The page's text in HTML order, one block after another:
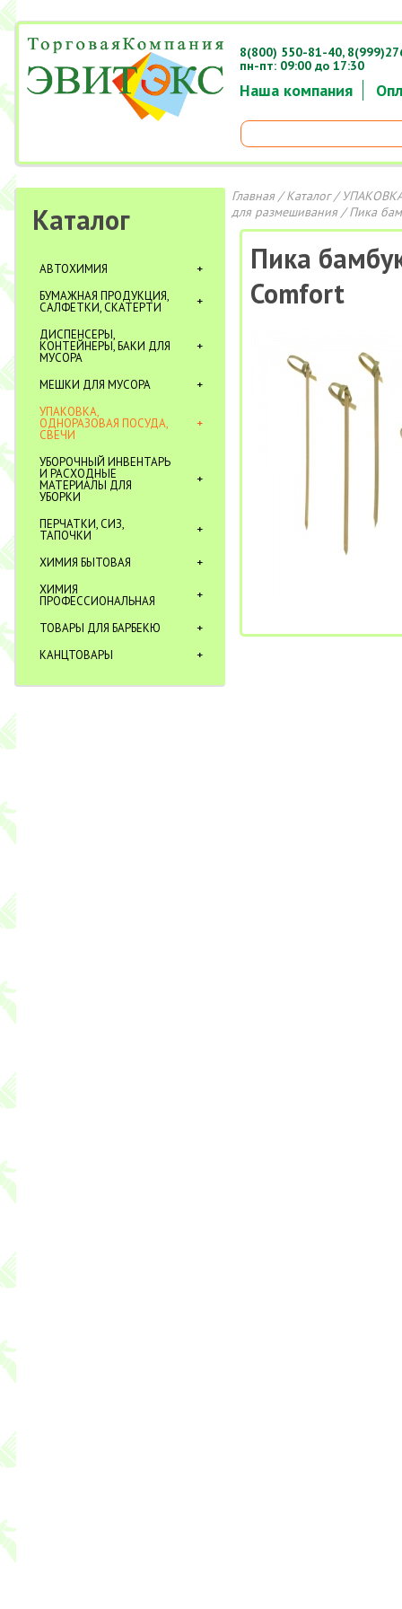
Наша компания
8(800) 550-81-40,
пн-пт: 09:00 до 17:30
Каталог
АВТОХИМИЯ
БУМАЖНАЯ ПРОДУКЦИЯ,
САЛФЕТКИ, СКАТЕРТИ
ДИСПЕНСЕРЫ,
КОНТЕЙНЕРЫ, БАКИ ДЛЯ
МУСОРА
МЕШКИ ДЛЯ МУСОРА
УПАКОВКА,
ОДНОРАЗОВАЯ ПОСУДА,
СВЕЧИ
УБОРОЧНЫЙ ИНВЕНТАРЬ
И РАСХОДНЫЕ
МАТЕРИАЛЫ ДЛЯ
УБОРКИ
ПЕРЧАТКИ, СИЗ,
ТАПОЧКИ
ХИМИЯ БЫТОВАЯ
ХИМИЯ
ПРОФЕССИОНАЛЬНАЯ
ТОВАРЫ ДЛЯ БАРБЕКЮ
КАНЦТОВАРЫ
Главная/Каталог/
для размешивания/ Пика
Пика
Comfort